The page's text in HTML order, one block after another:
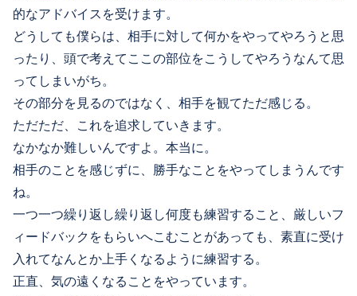
的なアドバイスを受けます。
どうしても僕らは、相手に対して何かをやってやろうと思
ったり、頭で考えてここの部位をこうしてやろうなんて思
ってしまいがち。
その部分を見るのではなく、相手を観てただ感じる。
ただただ、これを追求していきます。
なかなか難しいんですよ。本当に。
相手のことを感じずに、勝手なことをやってしまうんです
ね。
一つ一つ繰り返し繰り返し何度も練習すること、厳しいフ
ィードバックをもらいへこむことがあっても、素直に受け
入れてなんとか上手くなるように練習する。
正直、気の遠くなることをやっています。